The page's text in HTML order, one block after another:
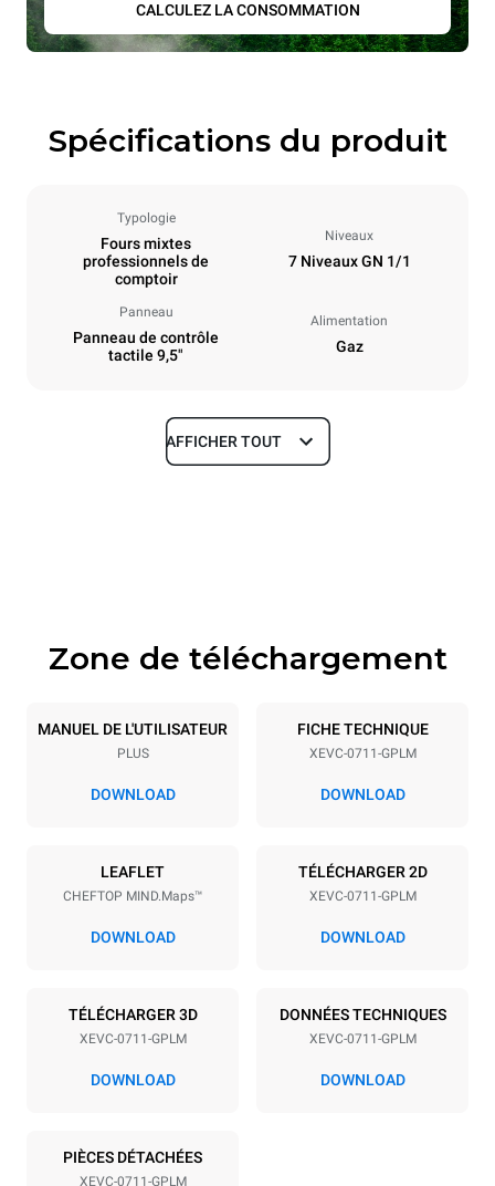
CALCULEZ LA CONSOMMATION
Spécifications du produit
Typologie
Fours mixtes
professionnels de
comptoir
Niveaux
7 Niveaux GN 1/1
Panneau
Panneau de contrôle
tactile 9,5"
Alimentation
Gaz
Dimensions
Caractéristiques de la plaque
7 GN 1/1
Espace entre les plaques
220-240V 1N~ 1 kW
19 kW
Type de prise
*Consommation en kwh et émissions de co2
AFFICHER TOUT
Zone de téléchargement
MANUEL DE L'UTILISATEUR
PLUS
DOWNLOAD
FICHE TECHNIQUE
XEVC-0711-GPLM
DOWNLOAD
LEAFLET
CHEFTOP MIND.Maps™
DOWNLOAD
TÉLÉCHARGER 2D
XEVC-0711-GPLM
DOWNLOAD
TÉLÉCHARGER 3D
XEVC-0711-GPLM
DOWNLOAD
DONNÉES TECHNIQUES
XEVC-0711-GPLM
DOWNLOAD
PIÈCES DÉTACHÉES
XEVC-0711-GPLM